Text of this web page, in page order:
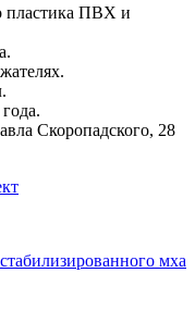
пластика ПВХ и
Скоропадского, 28
мха